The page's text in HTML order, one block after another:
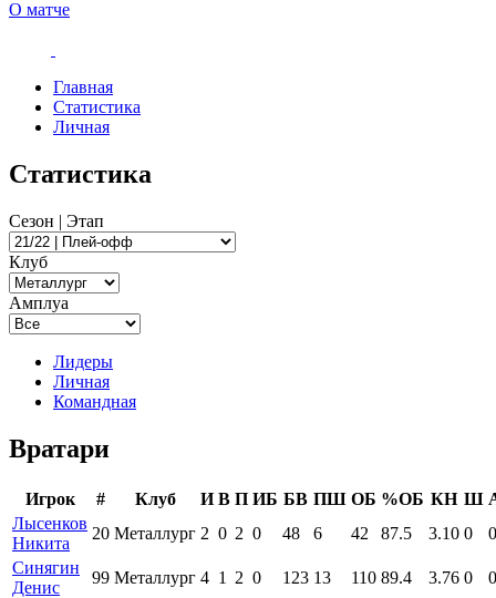
О матче
Главная
Статистика
Личная
Статистика
Сезон | Этап
Клуб
Амплуа
Лидеры
Личная
Командная
Вратари
Игрок # Клуб И В П ИБ БВ ПШ ОБ %ОБ КН Ш
Лысенков
Никита
20 Металлург 2 0 2 0 48 6 42 87.5 3.10 0
0
Синягин
Денис
99 Металлург 4 1 2 0 123 13 110 89.4 3.76 0
0